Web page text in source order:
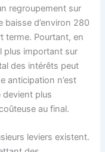
regroupement sur
baisse d’environ 280
terme. Pourtant, en
plus important sur
des intérêts peut
anticipation n’est
devient plus
au final.
leviers existent.